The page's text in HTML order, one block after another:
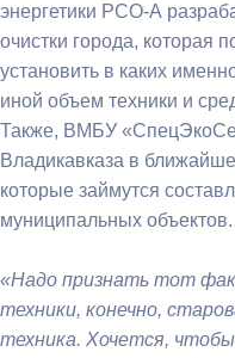
энергетики РСО-А
очистки города, которая
установить в каких
иной объем техники и
Также, ВМБУ
Владикавказа в
которые займутся
муниципальных объектов.
«Надо признать тот
техники, конечно,
техника. Хочется,